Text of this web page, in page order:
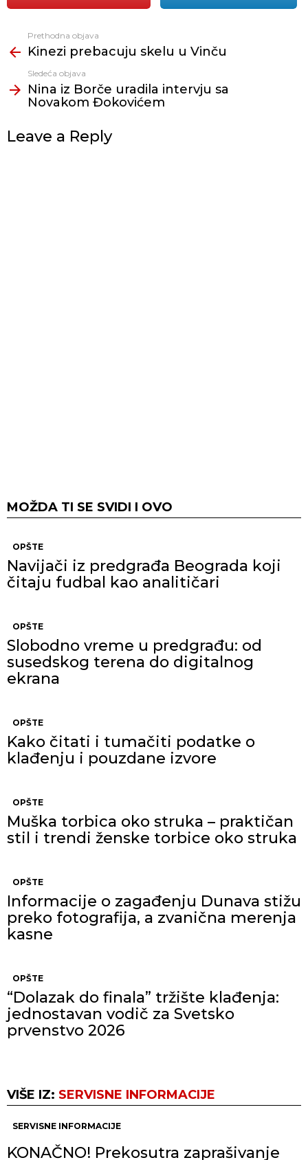
još
Prethodna objava
Kinezi prebacuju skelu u Vinču
Sledeća objava
Nina iz Borče uradila intervju sa
Novakom Đokovićem
Leave a Reply
MOŽDA TI SE SVIDI I OVO
OPŠTE
Navijači iz predgrađa Beograda koji
čitaju fudbal kao analitičari
OPŠTE
Slobodno vreme u predgrađu: od
susedskog terena do digitalnog
ekrana
OPŠTE
Kako čitati i tumačiti podatke o
klađenju i pouzdane izvore
OPŠTE
Muška torbica oko struka – praktičan
stil i trendi ženske torbice oko struka
OPŠTE
Informacije o zagađenju Dunava stižu
preko fotografija, a zvanična merenja
kasne
OPŠTE
“Dolazak do finala” tržište klađenja:
jednostavan vodič za Svetsko
prvenstvo 2026
VIŠE IZ: SERVISNE INFORMACIJE
SERVISNE INFORMACIJE
KONAČNO! Prekosutra zaprašivanje